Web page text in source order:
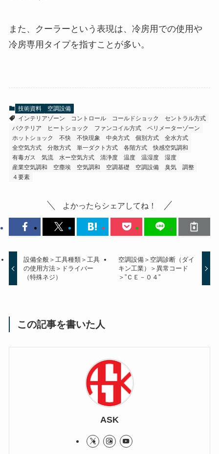
また、クーラーという表現は、冷房用での使用や
冷房専用タイプを指すことが多い。
技術資料
空調設備
インテリアゾーン
コントロール コールドショック
セントラル方式
バクテリア
ヒートショック ファンコイル方式
ペリメーターゾーン
ホットショック
不快 不快現象 中央方式 個別方式
全水方式
全空気方式
分散方式 単一ダクト方式 各階方式
快感空気調和
有毒ガス
気流 水ー空気方式 清浄度 温度 温湿度
湿度
産業空気調和
空塵埃 空気調和 空調基礎 空調設備 臭気
調整
４要素
よかったらシェアしてね！
設備全般＞工具種類＞工具
の使用方法＞ドライバー
（特殊ネジ）
空調設備＞空調診断（ダイ
キン工業）＞異常コード
＞”ＣＥ－０４”
この記事を書いた人
ASK